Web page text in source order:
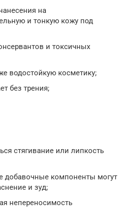
на
и тонкую кожу под
и токсичных
водостойкую косметику;
без трения;
стягивание или липкость
добавочные компоненты могут
и зуд;
непереносимость